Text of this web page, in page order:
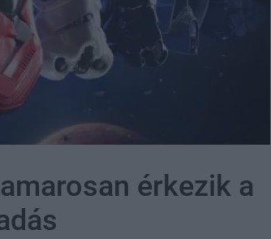
érkezik a